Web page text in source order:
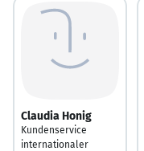
Claudia Honig
Kundenservice
internationaler